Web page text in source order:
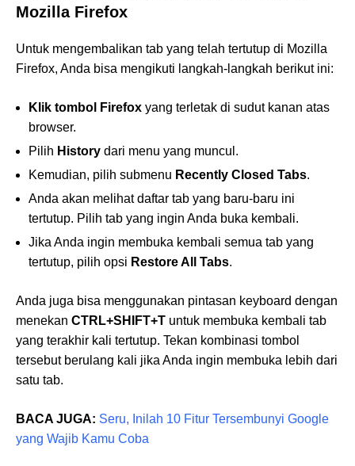
Mozilla Firefox
Untuk mengembalikan tab yang telah tertutup di Mozilla
Firefox, Anda bisa mengikuti langkah-langkah berikut ini:
Klik tombol Firefox yang terletak di sudut kanan atas
browser.
Pilih History dari menu yang muncul.
Kemudian, pilih submenu Recently Closed Tabs.
Anda akan melihat daftar tab yang baru-baru ini
tertutup. Pilih tab yang ingin Anda buka kembali.
Jika Anda ingin membuka kembali semua tab yang
tertutup, pilih opsi Restore All Tabs.
Anda juga bisa menggunakan pintasan keyboard dengan
menekan CTRL+SHIFT+T untuk membuka kembali tab
yang terakhir kali tertutup. Tekan kombinasi tombol
tersebut berulang kali jika Anda ingin membuka lebih dari
satu tab.
BACA JUGA: Seru, Inilah 10 Fitur Tersembunyi Google
yang Wajib Kamu Coba